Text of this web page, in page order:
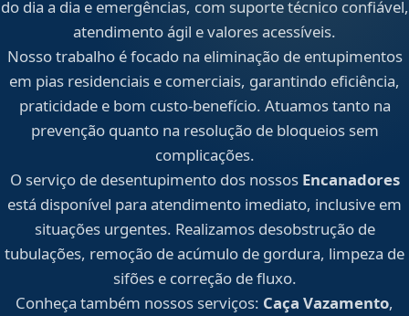
do dia a dia e emergências, com suporte técnico confiável,
atendimento ágil e valores acessíveis.
Nosso trabalho é focado na eliminação de entupimentos
em pias residenciais e comerciais, garantindo eficiência,
praticidade e bom custo-benefício. Atuamos tanto na
prevenção quanto na resolução de bloqueios sem
complicações.
O serviço de desentupimento dos nossos Encanadores
está disponível para atendimento imediato, inclusive em
situações urgentes. Realizamos desobstrução de
tubulações, remoção de acúmulo de gordura, limpeza de
sifões e correção de fluxo.
Conheça também nossos serviços: Caça Vazamento,